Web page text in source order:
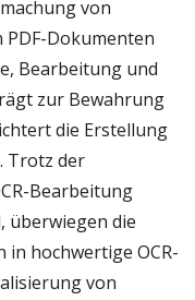
von
Dokumenten
Bearbeitung und
zur Bewahrung
die Erstellung
Trotz der
Bearbeitung
überwiegen die
hochwertige OCR-
von